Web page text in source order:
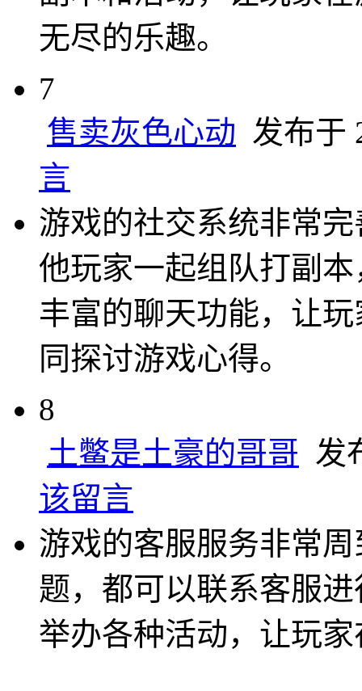
无尽的乐趣。
7
售卖灰色心动 发布于
言
游戏的社交系统非常
他玩家一起组队打副
丰富的聊天功能，让
同探讨游戏心得。
8
土鳖是土豪的哥哥 发
该留言
游戏的客服服务非常
题，都可以联系客服
举办各种活动，让玩